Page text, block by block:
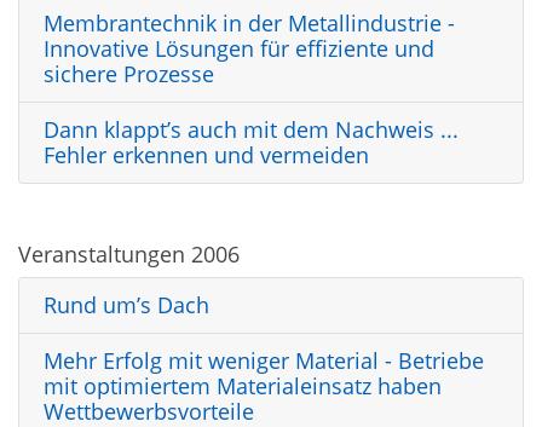
Membrantechnik in der Metallindustrie -
Innovative Lösungen für effiziente und
sichere Prozesse
Dann klappt’s auch mit dem Nachweis ...
Fehler erkennen und vermeiden
Veranstaltungen 2006
Rund um’s Dach
Mehr Erfolg mit weniger Material - Betriebe
mit optimiertem Materialeinsatz haben
Wettbewerbsvorteile